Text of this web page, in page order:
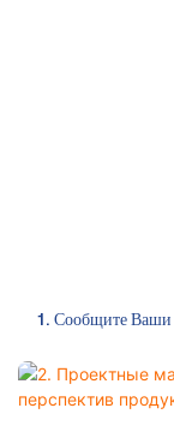
1. Сообщите Ваши